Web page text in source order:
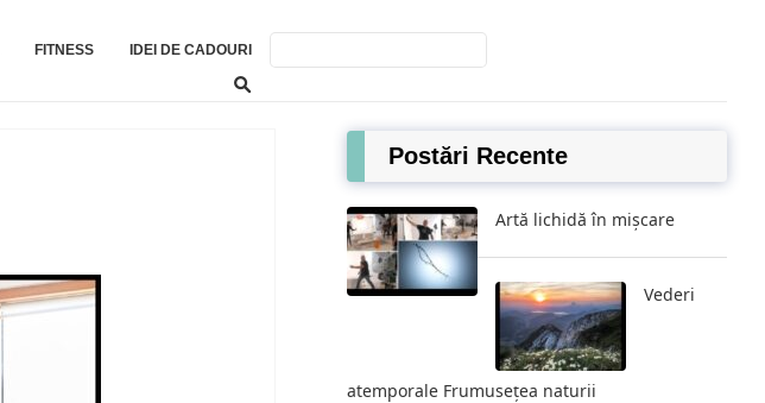
FITNESS IDEI DE CADOURI
Postări Recente
Artă lichidă în mișcare
Vederi
atemporale Frumusețea naturii